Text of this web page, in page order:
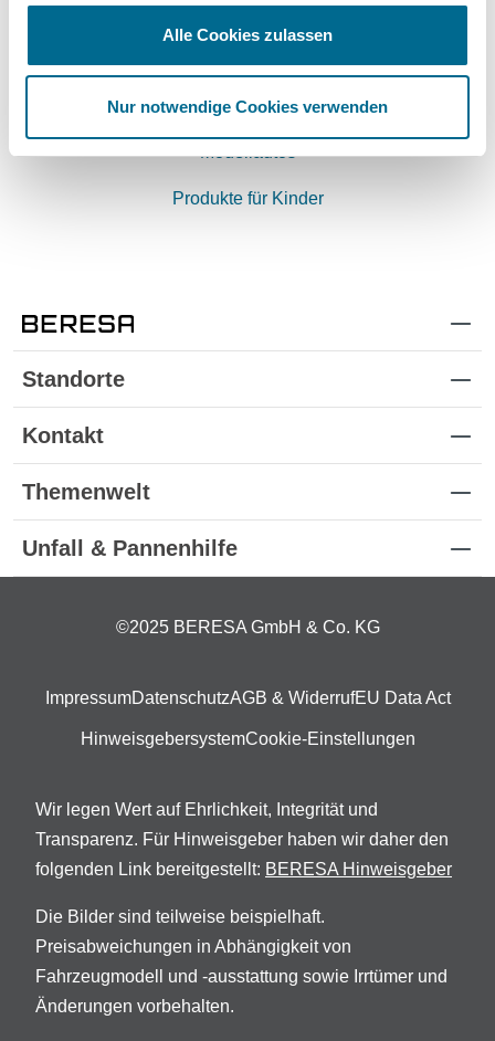
Alle Cookies zulassen
Nur notwendige Cookies verwenden
Pflegeprodukte
Modellautos
Produkte für Kinder
Standorte
Kontakt
Themenwelt
Unfall & Pannenhilfe
©2025 BERESA GmbH & Co. KG
ImpressumDatenschutzAGB & WiderrufEU Data Act
HinweisgebersystemCookie-Einstellungen
Wir legen Wert auf Ehrlichkeit, Integrität und
Transparenz. Für Hinweisgeber haben wir daher den
folgenden Link bereitgestellt: BERESA Hinweisgeber
Die Bilder sind teilweise beispielhaft.
Preisabweichungen in Abhängigkeit von
Fahrzeugmodell und -ausstattung sowie Irrtümer und
Änderungen vorbehalten.